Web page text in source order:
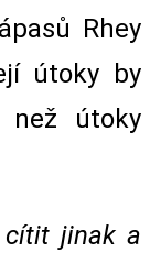
Rhey
útoky by
než útoky
cítit jinak a